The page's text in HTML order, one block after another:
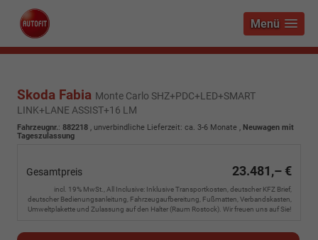
Menü
Skoda Fabia Monte Carlo SHZ+PDC+LED+SMART
LINK+LANE ASSIST+16 LM
Fahrzeugnr.: 882218 , unverbindliche Lieferzeit: ca. 3-6 Monate , Neuwagen mit
Tageszulassung
Gesamtpreis 23.481,– €
incl. 19% MwSt., All Inclusive: Inklusive Transportkosten, deutscher KFZ Brief,
deutscher Bedienungsanleitung, Fahrzeugaufbereitung, Fußmatten, Verbandskasten,
Umweltplakette und Zulassung auf den Halter (Raum Rostock). Wir freuen uns auf Sie!